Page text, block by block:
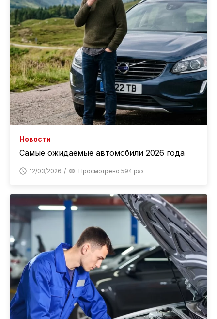
Новости
Самые ожидаемые автомобили 2026 года
12/03/2026 Просмотрено 594 раз